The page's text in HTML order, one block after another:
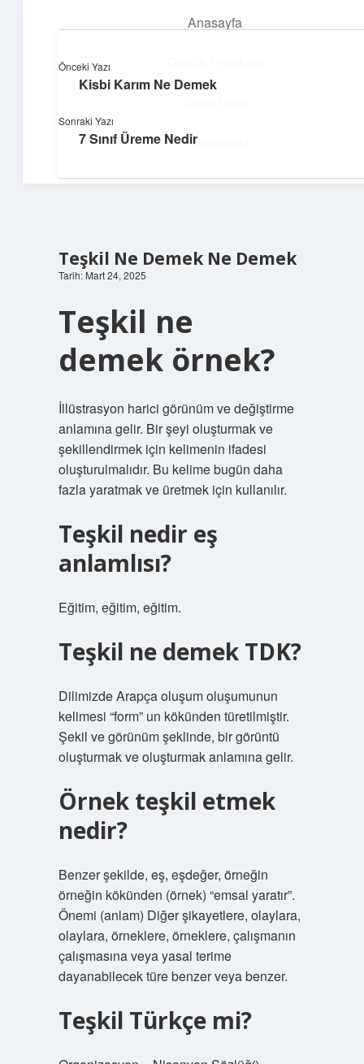
Anasayfa
Hakkımızda
Enerji dolu önerilerle gününü aydınlat!
Teşkil Ne Demek Ne Demek
Tarih: Mart 24, 2025
Teşkil ne
demek örnek?
İllüstrasyon harici görünüm ve değiştirme
anlamına gelir. Bir şeyi oluşturmak ve
şekillendirmek için kelimenin ifadesi
oluşturulmalıdır. Bu kelime bugün daha
fazla yaratmak ve üretmek için kullanılır.
Teşkil nedir eş
anlamlısı?
Eğitim, eğitim, eğitim.
Teşkil ne demek TDK?
Dilimizde Arapça oluşum oluşumunun
kelimesi “form” un kökünden türetilmiştir.
Şekil ve görünüm şeklinde, bir görüntü
oluşturmak ve oluşturmak anlamına gelir.
Örnek teşkil etmek
nedir?
Benzer şekilde, eş, eşdeğer, örneğin
örneğin kökünden (örnek) “emsal yaratır”.
Önemi (anlam) Diğer şikayetlere, olaylara,
olaylara, örneklere, örneklere, çalışmanın
çalışmasına veya yasal terime
dayanabilecek türe benzer veya benzer.
Teşkil Türkçe mi?
Önceki Yazı
Kisbi Karım Ne Demek
Sonraki Yazı
7 Sınıf Üreme Nedir